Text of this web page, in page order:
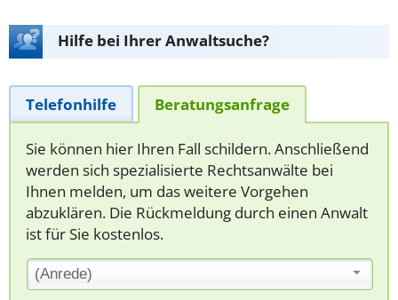
Hilfe bei Ihrer Anwaltsuche?
Telefonhilfe Beratungsanfrage
Sie können hier Ihren Fall schildern. Anschließend
werden sich spezialisierte Rechtsanwälte bei
Ihnen melden, um das weitere Vorgehen
abzuklären. Die Rückmeldung durch einen Anwalt
ist für Sie kostenlos.
(Anrede)